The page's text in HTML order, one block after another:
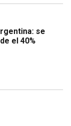
se
el 40%